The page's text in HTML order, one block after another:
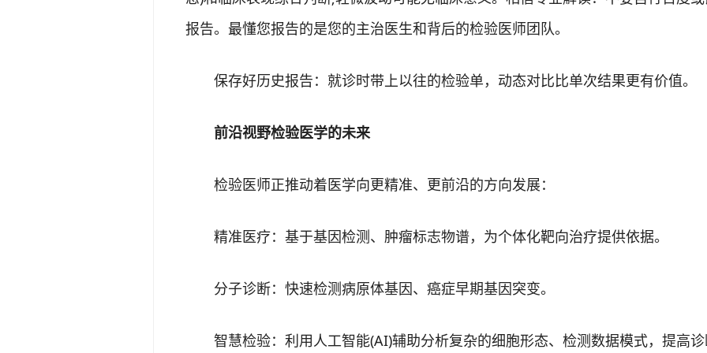
报告。最懂您报告的是您的主治医生和背后的检验医师团队。
保存好历史报告：就诊时带上以往的检验单，动态对比比单次结果更有价值。
前沿视野检验医学的未来
检验医师正推动着医学向更精准、更前沿的方向发展：
精准医疗：基于基因检测、肿瘤标志物谱，为个体化靶向治疗提供依据。
分子诊断：快速检测病原体基因、癌症早期基因突变。
智慧检验：利用人工智能(AI)辅助分析复杂的细胞形态、检测数据模式，提高